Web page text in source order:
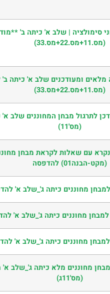
עם 3 מבחני סימולציה | שלב א' כיתה ב'
(מס.11+מס.22+מס.33)
מלאים ומעודכנים שלב א' כיתה
(מס.11+מס.22+מס.33)
לתרגול מבחן המחוננים שלב
(מס'11)
עם שאלות לקראת מבחן
(מקט-הבנה01) להדפסה
מחוננים כיתה ג'_שלב א'
מחוננים כיתה ג'_שלב א'
מחוננים כיתה ג'_שלב א'
מחוננים מלא כיתה ג'_שלב
(מס'11ג)